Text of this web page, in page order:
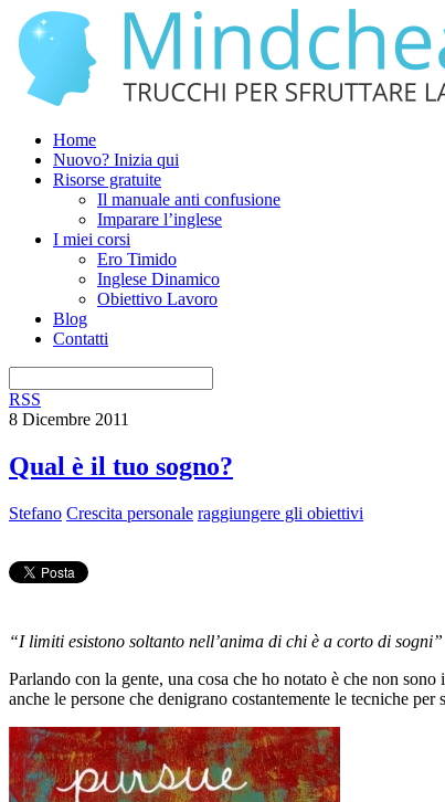
Home
Nuovo? Inizia qui
Risorse gratuite
Il manuale anti confusione
Imparare l’inglese
I miei corsi
Ero Timido
Inglese Dinamico
Obiettivo Lavoro
Blog
Contatti
RSS
8 Dicembre 2011
Qual è il tuo sogno?
Stefano Crescita personale raggiungere gli obiettivi
“I limiti esistono soltanto nell’anima di chi è a corto di
Parlando con la gente, una cosa che ho notato è che non sono
anche le persone che denigrano costantemente le tecniche